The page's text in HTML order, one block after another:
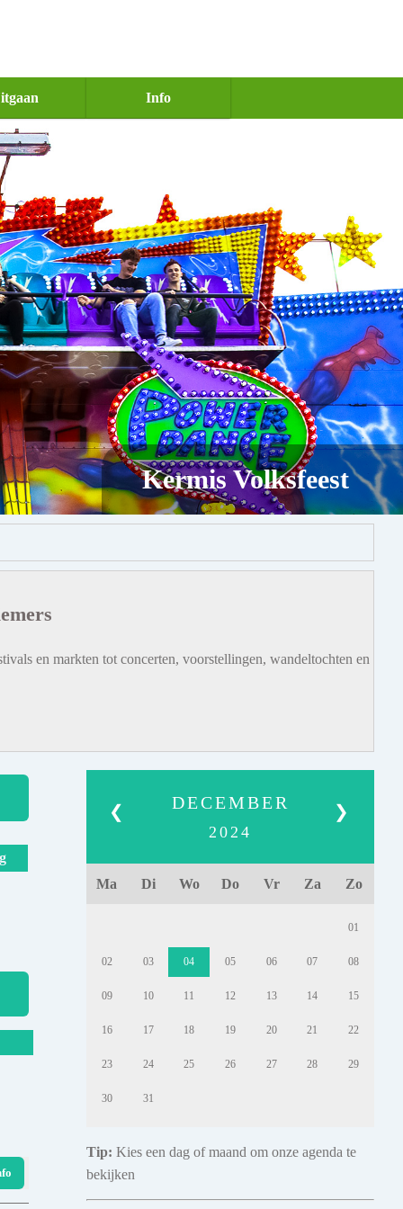
Info
Kermis Volksfeest
en markten tot concerten, voorstellingen, wandeltochten en
❮ ❯
DECEMBER
2024
Ma Di Wo Do Vr Za Zo
01
02 03 04 05 06 07 08
09 10 11 12 13 14 15
16 17 18 19 20 21 22
23 24 25 26 27 28 29
30 31
Tip: Kies een dag of maand om onze agenda te
bekijken